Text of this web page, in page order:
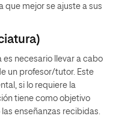
que mejor se ajuste a sus
necesario llevar a cabo
un profesor/tutor. Este
si lo requiere la
tiene como objetivo
enseñanzas recibidas.